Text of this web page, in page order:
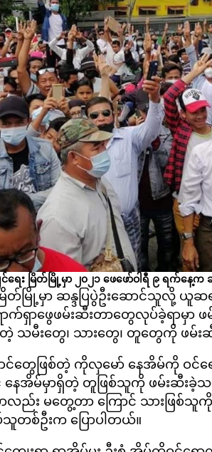
း မြိတ်မြို့မှာ ၂၀၂၁ ဖေဖော်ဝါရီ ၉ ရက်နေ့က ဆ
မြိတ်မြို့မှာ ဆန္ဒပြပွဲဦးဆောင်သူ
က်ရှာဖွေဖမ်းဆီးတာတွေလုပ်ခဲ့ရာမှ
တဲ့ သမီးတွေ၊ သားတွေ၊ တူတွေကို ဖမ်း
ောင်တွေဖြစ်တဲ့ ကိုလှမော် နေအိမ်ကို ဝင်
နေအိမ်မှာရှိတဲ့ တူဖြစ်သူကို ဖမ်းဆီး
မှာလည်း မတွေ့တာ ကြောင် သားဖြ
သူတစ်ဦးက ပြောပါတယ်။